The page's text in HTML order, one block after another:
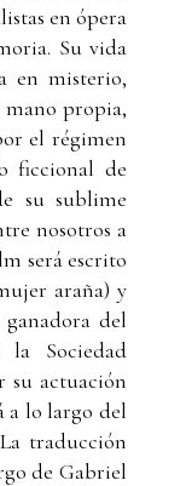
en ópera
Su vida
en misterio,
propia,
el régimen
ficcional de
su sublime
nosotros a
será escrito
araña) y
del
Sociedad
su actuación
a lo largo del
traducción
de Gabriel